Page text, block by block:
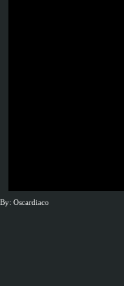
By: Oscardiaco